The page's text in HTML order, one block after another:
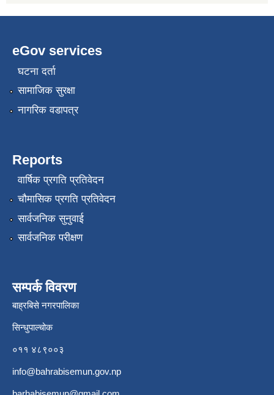
eGov services
घटना दर्ता
सामाजिक सुरक्षा
नागरिक वडापत्र
Reports
वार्षिक प्रगति प्रतिवेदन
चौमासिक प्रगति प्रतिवेदन
सार्वजनिक सुनुवाई
सार्वजनिक परीक्षण
सम्पर्क विवरण
बाह्रबिसे नगरपालिका
सिन्धुपाल्चोक
०११ ४८९००३
info@bahrabisemun.gov.np